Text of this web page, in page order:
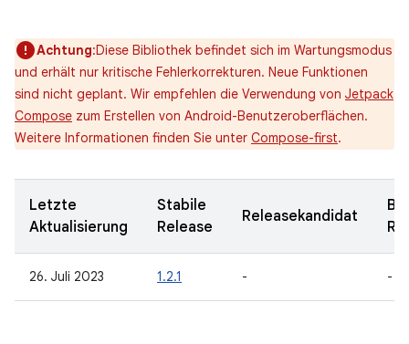
Achtung:Diese Bibliothek befindet sich im Wartungsmodus
und erhält nur kritische Fehlerkorrekturen. Neue Funktionen
sind nicht geplant. Wir empfehlen die Verwendung von Jetpack
Compose zum Erstellen von Android-Benutzeroberflächen.
Weitere Informationen finden Sie unter Compose-first.
Letzte
Aktualisierung
Stabile
Release
Releasekandidat
26. Juli 2023 1.2.1 - -